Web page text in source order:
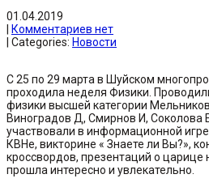
01.04.2019
Комментариев нет
| Categories: Новости
C 25 по 29 марта в Шуйском
проходила неделя Физики.
физики высшей категории
Виноградов Д, Смирнов И, Соколова
участвовали в информационной
КВНе, викторине « Знаете ли Вы?»,
кроссвордов, презентаций о царице
прошла интересно и увлекательно.